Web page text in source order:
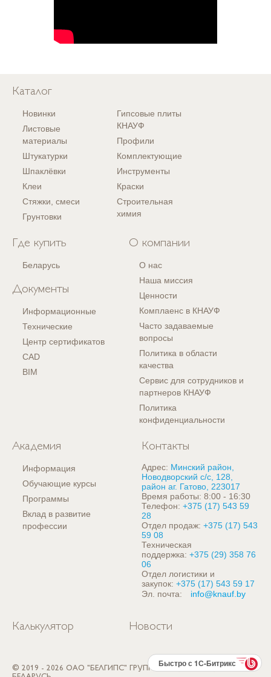
Каталог
Новинки
Листовые
материалы
Штукатурки
Шпаклёвки
Клеи
Стяжки, смеси
Грунтовки
Гипсовые плиты
КНАУФ
Профили
Комплектующие
Инструменты
Краски
Строительная
химия
Где купить
Беларусь
Документы
Информационные
Технические
Центр сертификатов
CAD
BIM
О компании
О нас
Наша миссия
Ценности
Комплаенс в КНАУФ
Часто задаваемые
вопросы
Политика в области
качества
Сервис для сотрудников и
партнеров КНАУФ
Политика
конфиденциальности
Академия
Информация
Обучающие курсы
Программы
Вклад в развитие
профессии
Контакты
Адрес: Минский район,
Новодворский с/с, 128,
район аг. Гатово, 223017
Время работы: 8:00 - 16:30
Телефон: +375 (17) 543 59
28
Отдел продаж: +375 (17) 543
59 08
Техническая
поддержка: +375 (29) 358 76
06
Отдел логистики и
закупок: +375 (17) 543 59 17
Эл. почта:
info@knauf.by
Калькулятор Новости
© 2019 - 2026 ОАО "БЕЛГИПС" ГРУППА КНАУФ, РЕСПУБЛИКА
Быстро с 1С-Битрикс